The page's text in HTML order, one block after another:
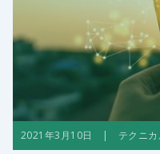
2021年3月10日 | テクニカ